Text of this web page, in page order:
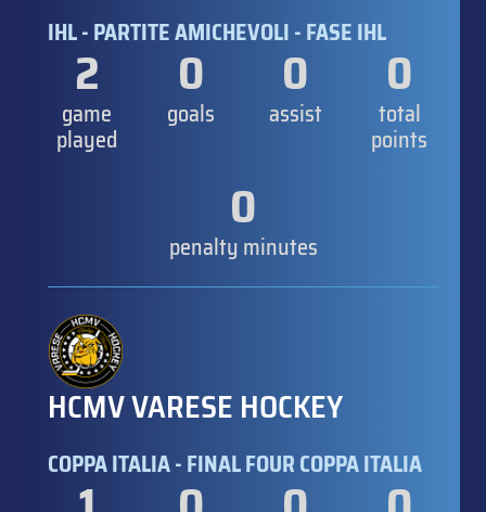
IHL - PARTITE AMICHEVOLI - FASE IHL
2
game
played
0
goals
0
assist
0
total
points
0
penalty minutes
HCMV VARESE HOCKEY
COPPA ITALIA - FINAL FOUR COPPA ITALIA